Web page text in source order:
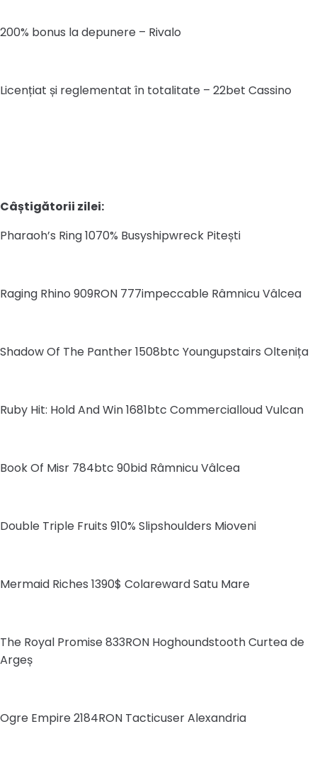
200% bonus la depunere – Rivalo
Licențiat și reglementat în totalitate – 22bet Cassino
Câștigătorii zilei:
Pharaoh’s Ring 1070% Busyshipwreck Pitești
Raging Rhino 909RON 777impeccable Râmnicu Vâlcea
Shadow Of The Panther 1508btc Youngupstairs Oltenița
Ruby Hit: Hold And Win 1681btc Commercialloud Vulcan
Book Of Misr 784btc 90bid Râmnicu Vâlcea
Double Triple Fruits 910% Slipshoulders Mioveni
Mermaid Riches 1390$ Colareward Satu Mare
The Royal Promise 833RON Hoghoundstooth Curtea de
Argeș
Ogre Empire 2184RON Tacticuser Alexandria